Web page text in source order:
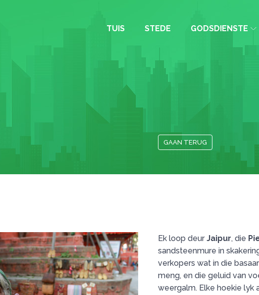
TUIS STEDE GODSDIENSTE
GAAN TERUG
Ek loop deur Jaipur, die
sandsteenmure in
verkopers wat in die
meng, en die geluid van
weergalm. Elke hoekie lyk